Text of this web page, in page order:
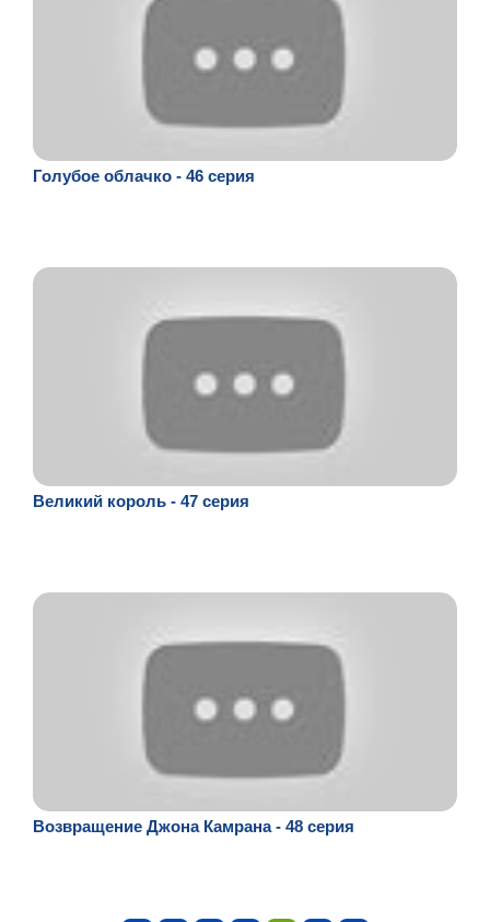
Голубое облачко - 46 серия
Великий король - 47 серия
Возвращение Джона Камрана - 48 серия